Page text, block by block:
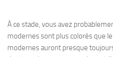
À ce stade, vous avez
modernes sont plus colorés que
modernes auront presque